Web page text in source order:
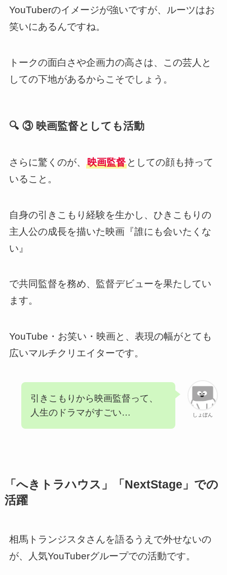
YouTuberのイメージが強いですが、ルーツはお
笑いにあるんですね。
トークの面白さや企画力の高さは、この芸人と
しての下地があるからこそでしょう。
🔍 ③ 映画監督としても活動
さらに驚くのが、 映画監督としての顔も持って
いること。
自身の引きこもり経験を生かし、ひきこもりの
主人公の成長を描いた映画『誰にも会いたくな
い』
で共同監督を務め、監督デビューを果たしてい
ます。
YouTube・お笑い・映画と、表現の幅がとても
広いマルチクリエイターです。
しょぼん
引きこもりから映画監督って、
人生のドラマがすごい…
「へきトラハウス」「NextStage」での
活躍
相馬トランジスタさんを語るうえで外せないの
が、人気YouTuberグループでの活動です。